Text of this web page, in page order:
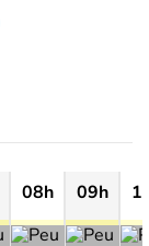
08h 09h